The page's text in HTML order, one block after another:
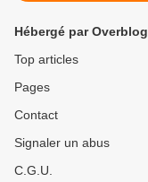
Hébergé par Overblog
Top articles
Pages
Contact
Signaler un abus
C.G.U.